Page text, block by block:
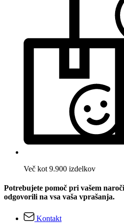
Več kot 9.900 izdelkov
Potrebujete pomoč pri vašem
odgovorili na vsa vaša vprašanja.
Kontakt